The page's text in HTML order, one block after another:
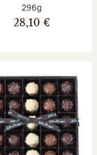
Poids net :
296g
28,10 €